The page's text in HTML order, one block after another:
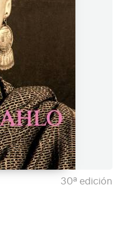
30ª edición